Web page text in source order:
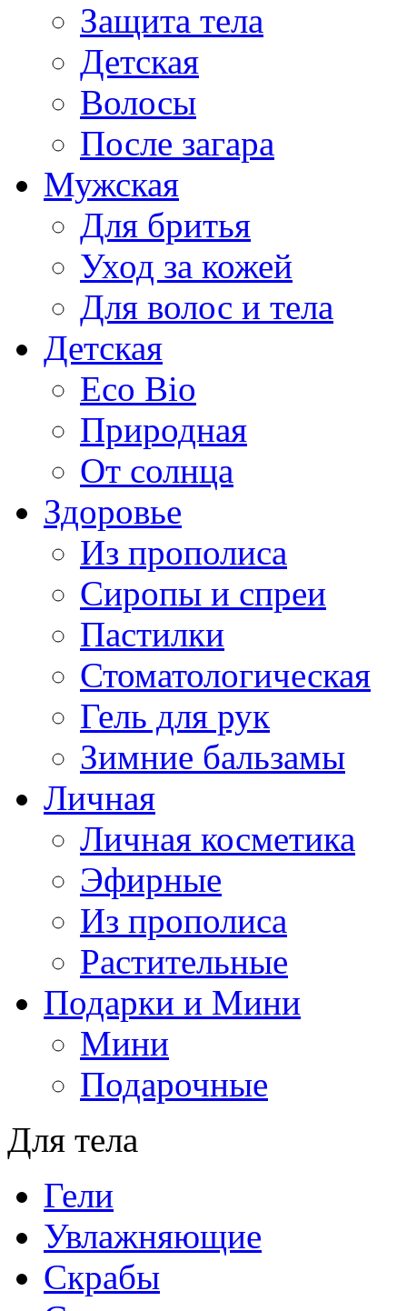
Защита тела
Детская
Волосы
После загара
Мужская
Для бритья
Уход за кожей
Для волос и тела
Детская
Eco Bio
Природная
От солнца
Здоровье
Из прополиса
Сиропы и спреи
Пастилки
Стоматологическая
Гель для рук
Зимние бальзамы
Личная
Личная косметика
Эфирные
Из прополиса
Растительные
Подарки и Мини
Мини
Подарочные
Для тела
Гели
Увлажняющие
Скрабы